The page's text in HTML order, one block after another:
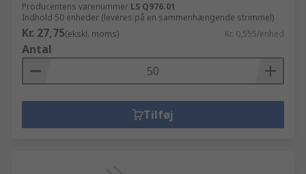
Producentens varenummer LS Q976.01
Indhold 50 enheder (leveres på en sammenhængende strimmel)
Kr. 27,75(ekskl. moms) Kr. 0,555/enhed
Antal
Tilføj